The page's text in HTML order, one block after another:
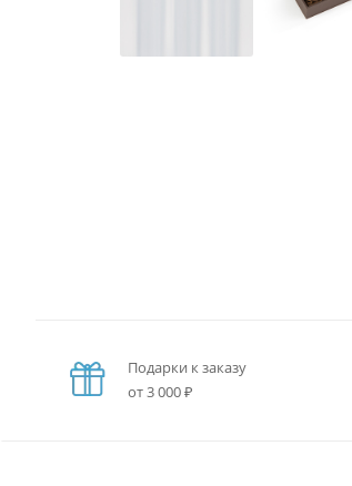
Подарки к заказу
от 3 000 ₽